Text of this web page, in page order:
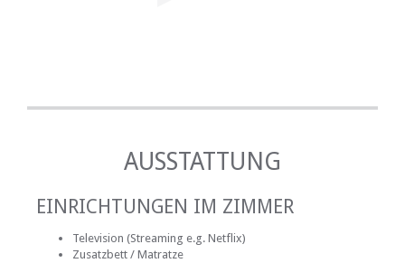
AUSSTATTUNG
EINRICHTUNGEN IM ZIMMER
Television (Streaming e.g. Netflix)
Zusatzbett / Matratze